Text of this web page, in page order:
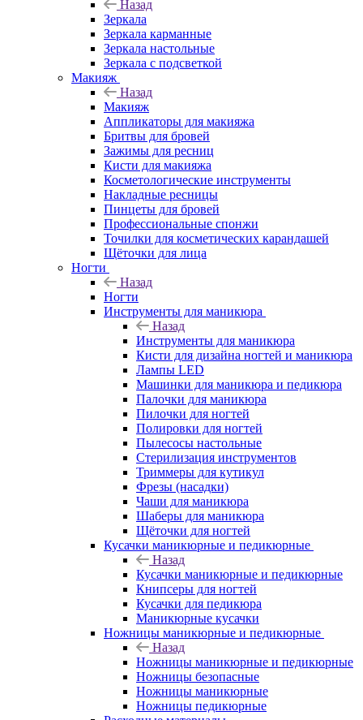
Назад
Зеркала
Зеркала карманные
Зеркала настольные
Зеркала с подсветкой
Макияж
Назад
Макияж
Аппликаторы для макияжа
Бритвы для бровей
Зажимы для ресниц
Кисти для макияжа
Косметологические инструменты
Накладные ресницы
Пинцеты для бровей
Профессиональные спонжи
Точилки для косметических карандашей
Щёточки для лица
Ногти
Назад
Ногти
Инструменты для маникюра
Назад
Инструменты для маникюра
Кисти для дизайна ногтей и маникюра
Лампы LED
Машинки для маникюра и педикюра
Палочки для маникюра
Пилочки для ногтей
Полировки для ногтей
Пылесосы настольные
Стерилизация инструментов
Триммеры для кутикул
Фрезы (насадки)
Чаши для маникюра
Шаберы для маникюра
Щёточки для ногтей
Кусачки маникюрные и педикюрные
Назад
Кусачки маникюрные и педикюрные
Книпсеры для ногтей
Кусачки для педикюра
Маникюрные кусачки
Ножницы маникюрные и педикюрные
Назад
Ножницы маникюрные и педикюрные
Ножницы безопасные
Ножницы маникюрные
Ножницы педикюрные